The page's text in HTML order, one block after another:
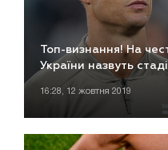
Топ-визнання! На
України назвуть
16:28, 12 жовтня 2019